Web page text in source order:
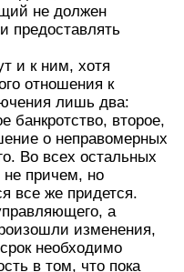
не должен
предоставлять
и к ним, хотя
отношения к
лишь два:
банкротство, второе,
о неправомерных
Во всех остальных
не причем, но
все же придется.
а
изменения,
необходимо
в том, что пока